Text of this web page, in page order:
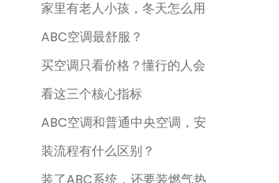
家里有老人小孩，冬天怎么用
ABC空调最舒服？
买空调只看价格？懂行的人会
看这三个核心指标
ABC空调和普通中央空调，安
装流程有什么区别？